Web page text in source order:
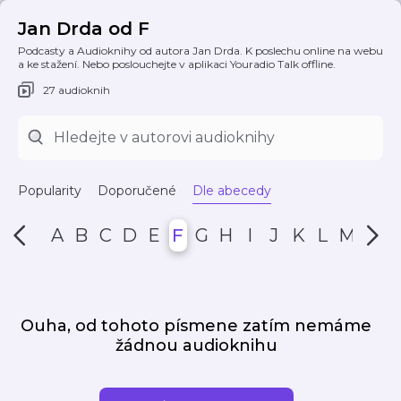
Jan Drda od F
Podcasty a Audioknihy od autora Jan Drda. K poslechu online na webu
a ke stažení. Nebo poslouchejte v aplikaci Youradio Talk offline.
27 audioknih
Popularity Doporučené Dle abecedy
A B C D E F G H I J K L M N
Ouha, od tohoto písmene zatím nemáme
žádnou audioknihu